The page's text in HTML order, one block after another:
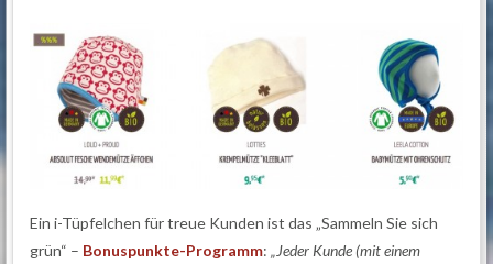
Ein i-Tüpfelchen für treue Kunden ist das „Sammeln Sie sich
grün“ – Bonuspunkte-Programm:„Jeder Kunde (mit einem